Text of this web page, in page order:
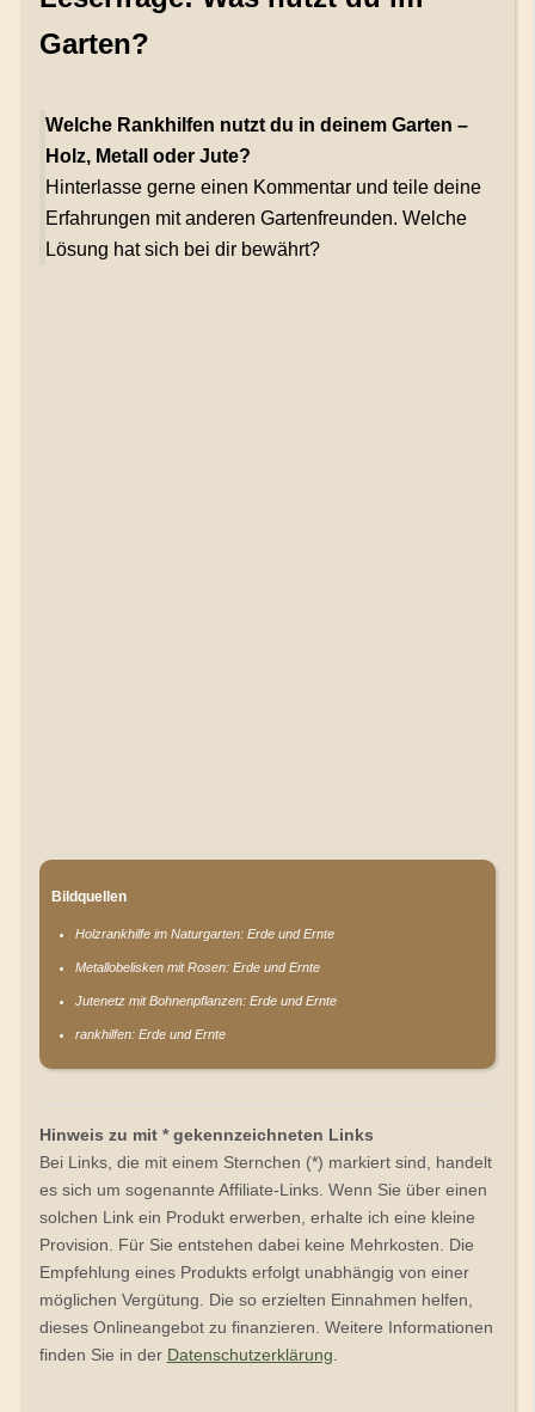
Garten?
Welche Rankhilfen nutzt du in deinem Garten –
Holz, Metall oder Jute?
Hinterlasse gerne einen Kommentar und teile deine
Erfahrungen mit anderen Gartenfreunden. Welche
Lösung hat sich bei dir bewährt?
Bildquellen
Holzrankhilfe im Naturgarten: Erde und Ernte
Metallobelisken mit Rosen: Erde und Ernte
Jutenetz mit Bohnenpflanzen: Erde und Ernte
rankhilfen: Erde und Ernte
Hinweis zu mit * gekennzeichneten Links
Bei Links, die mit einem Sternchen (*) markiert sind, handelt
es sich um sogenannte Affiliate-Links. Wenn Sie über einen
solchen Link ein Produkt erwerben, erhalte ich eine kleine
Provision. Für Sie entstehen dabei keine Mehrkosten. Die
Empfehlung eines Produkts erfolgt unabhängig von einer
möglichen Vergütung. Die so erzielten Einnahmen helfen,
dieses Onlineangebot zu finanzieren. Weitere Informationen
finden Sie in der Datenschutzerklärung